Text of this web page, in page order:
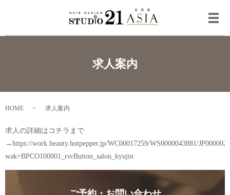
メ
求人案内
HOME 求人案内
求人の詳細はコチラまで
→https://work.beauty.hotpepper.jp/WC00017259/WS0000043881/
wak=BPCO100001_rsvButton_salon_kyujin